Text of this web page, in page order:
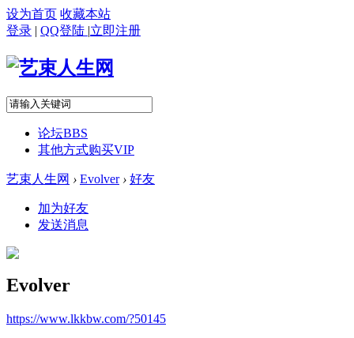
设为首页 收藏本站
登录 | QQ登陆 |立即注册
论坛BBS
其他方式购买VIP
艺束人生网 › Evolver › 好友
加为好友
发送消息
Evolver
https://www.lkkbw.com/?50145